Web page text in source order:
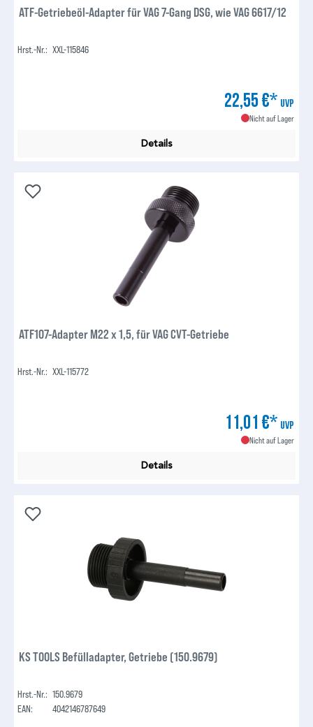
ATF-Getriebeöl-Adapter für VAG 7-Gang DSG, wie VAG 6617/12
Hrst.-Nr.: XXL-115846
22,55 €* UVP
Nicht auf Lager
Details
ATF107-Adapter M22 x 1,5, für VAG CVT-Getriebe
Hrst.-Nr.: XXL-115772
11,01 €* UVP
Nicht auf Lager
Details
KS TOOLS Befülladapter, Getriebe (150.9679)
Hrst.-Nr.: 150.9679
EAN:
4042146787649